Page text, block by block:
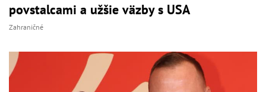
povstalcami a užšie väzby s USA
Zahraničné